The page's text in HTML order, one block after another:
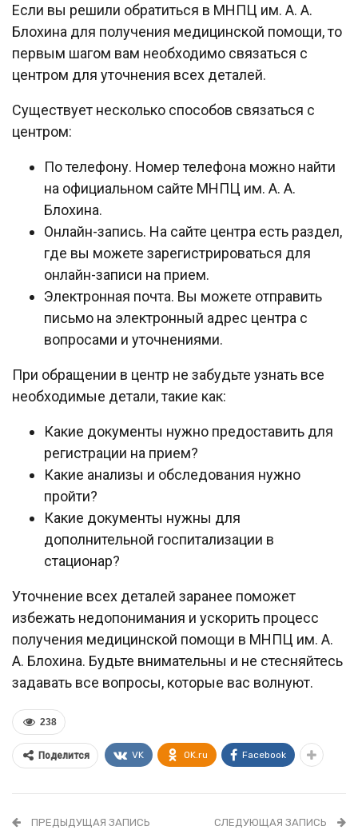
Если вы решили обратиться в МНПЦ им. А. А.
Блохина для получения медицинской помощи, то
первым шагом вам необходимо связаться с
центром для уточнения всех деталей.
Существует несколько способов связаться с
центром:
По телефону. Номер телефона можно найти
на официальном сайте МНПЦ им. А. А.
Блохина.
Онлайн-запись. На сайте центра есть раздел,
где вы можете зарегистрироваться для
онлайн-записи на прием.
Электронная почта. Вы можете отправить
письмо на электронный адрес центра с
вопросами и уточнениями.
При обращении в центр не забудьте узнать все
необходимые детали, такие как:
Какие документы нужно предоставить для
регистрации на прием?
Какие анализы и обследования нужно
пройти?
Какие документы нужны для
дополнительной госпитализации в
стационар?
Уточнение всех деталей заранее поможет
избежать недопонимания и ускорить процесс
получения медицинской помощи в МНПЦ им. А.
А. Блохина. Будьте внимательны и не стесняйтесь
задавать все вопросы, которые вас волнуют.
238
Поделится VK OK.ru Facebook
ПРЕДЫДУЩАЯ ЗАПИСЬ СЛЕДУЮЩАЯ ЗАПИСЬ